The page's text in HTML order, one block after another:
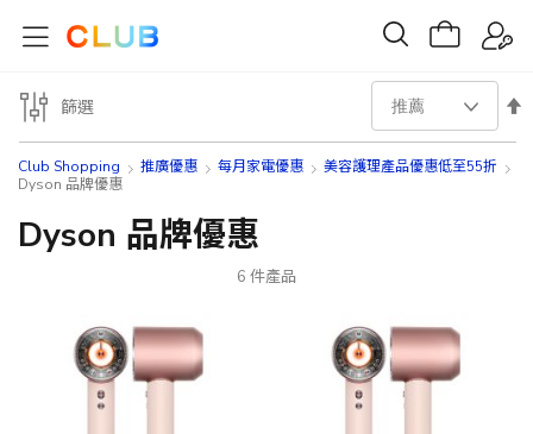
Club Shopping 推廣優惠 每月家電優惠
美容護理產品優惠低至55折
Dyson 品牌優惠
Dyson 品牌優惠
6 件產品
設
篩選